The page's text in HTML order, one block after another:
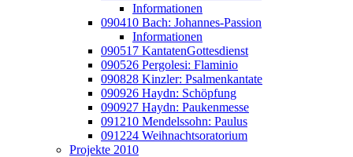
Informationen
090410 Bach: Johannes-Passion
Informationen
090517 KantatenGottesdienst
090526 Pergolesi: Flaminio
090828 Kinzler: Psalmenkantate
090926 Haydn: Schöpfung
090927 Haydn: Paukenmesse
091210 Mendelssohn: Paulus
091224 Weihnachtsoratorium
Projekte 2010